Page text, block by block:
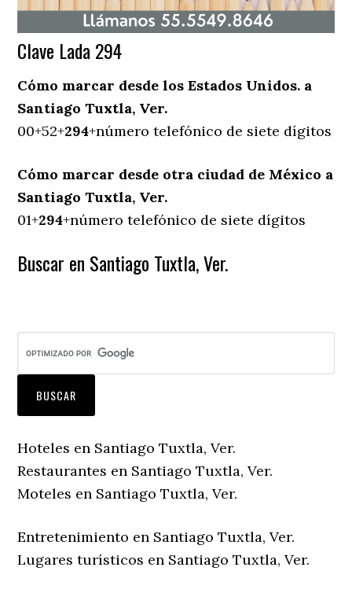
Clave Lada 294
Cómo marcar desde los Estados Unidos. a
Santiago Tuxtla, Ver.
00+52+294+número telefónico de siete dígitos
Cómo marcar desde otra ciudad de México a
Santiago Tuxtla, Ver.
01+294+número telefónico de siete dígitos
Buscar en Santiago Tuxtla, Ver.
Hoteles en Santiago Tuxtla, Ver.
Restaurantes en Santiago Tuxtla, Ver.
Moteles en Santiago Tuxtla, Ver.
Entretenimiento en Santiago Tuxtla, Ver.
Lugares turísticos en Santiago Tuxtla, Ver.